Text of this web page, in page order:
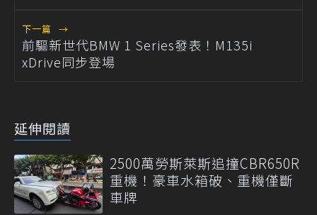
下一篇 →
前驅新世代BMW 1 Series發表！M135i
xDrive同步登場
延伸閱讀
2500萬勞斯萊斯追撞CBR650R
重機！豪車水箱破、重機僅斷
車牌